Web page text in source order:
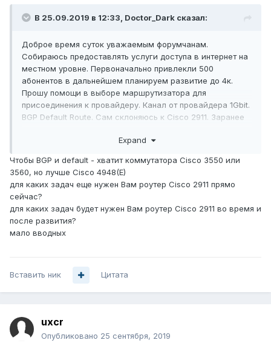
В 25.09.2019 в 12:33, Doctor_Dark сказал:
Доброе время суток уважаемым форумчанам.
Собираюсь предоставлять услуги доступа в интернет на
местном уровне. Первоначально привлекли 500
абонентов в дальнейшем планируем развитие до 4к.
Прошу помощи в выборе маршрутизатора для
присоединения к провайдеру. Канал от провайдера 1Gbit.
BGP Default Route. Сам склоняюсь к Cisco 2911. Заранее
Expand
Чтобы BGP и default - хватит коммутатора Cisco 3550 или
3560, но лучше Cisco 4948(E)
для каких задач еще нужен Вам роутер Cisco 2911 прямо
сейчас?
для каких задач будет нужен Вам роутер Cisco 2911 во время и
после развития?
мало вводных
Вставить ник Цитата
uxcr
Опубликовано 25 сентября, 2019